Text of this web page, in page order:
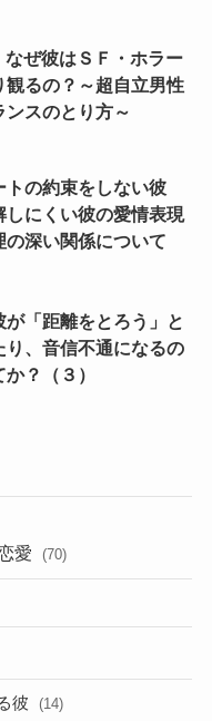
なぜ彼はＳＦ・ホラー
観るの？～超自立男性
ンスのとり方～
トの約束をしない彼
しにくい彼の愛情表現
の深い関係について
が「距離をとろう」と
り、音信不通になるの
？（３）
愛 (70)
彼 (14)